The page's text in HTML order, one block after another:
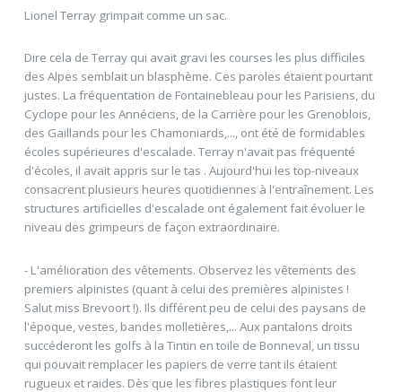
Lionel Terray grimpait comme un sac.
Dire cela de Terray qui avait gravi les courses les plus difficiles
des Alpes semblait un blasphème. Ces paroles étaient pourtant
justes. La fréquentation de Fontainebleau pour les Parisiens, du
Cyclope pour les Annéciens, de la Carrière pour les Grenoblois,
des Gaillands pour les Chamoniards,..., ont été de formidables
écoles supérieures d'escalade. Terray n'avait pas fréquenté
d'écoles, il avait appris sur le tas . Aujourd'hui les top-niveaux
consacrent plusieurs heures quotidiennes à l'entraînement. Les
structures artificielles d'escalade ont également fait évoluer le
niveau des grimpeurs de façon extraordinaire.
- L'amélioration des vêtements. Observez les vêtements des
premiers alpinistes (quant à celui des premières alpinistes !
Salut miss Brevoort !). Ils différent peu de celui des paysans de
l'époque, vestes, bandes molletières,... Aux pantalons droits
succéderont les golfs à la Tintin en toile de Bonneval, un tissu
qui pouvait remplacer les papiers de verre tant ils étaient
rugueux et raides. Dès que les fibres plastiques font leur